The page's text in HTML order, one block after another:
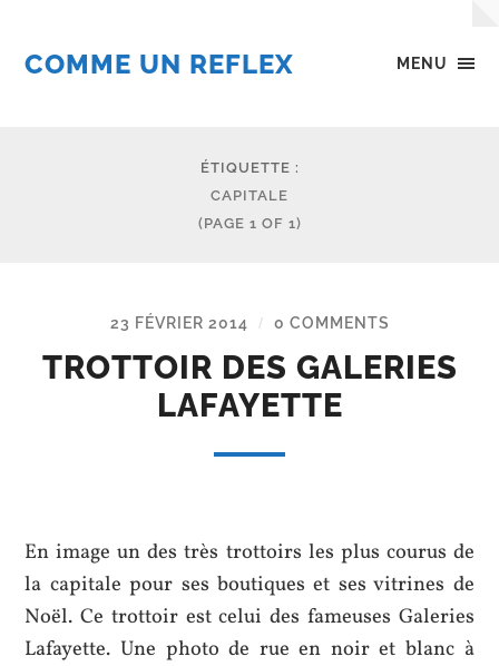
MENU
COMME UN REFLEX
ÉTIQUETTE :
CAPITALE
(PAGE 1 OF 1)
23 FÉVRIER 2014 / 0 COMMENTS
TROTTOIR DES GALERIES
LAFAYETTE
En image un des très trottoirs les plus courus de
la capitale pour ses boutiques et ses vitrines de
Noël. Ce trottoir est celui des fameuses Galeries
Lafayette. Une photo de rue en noir et blanc à